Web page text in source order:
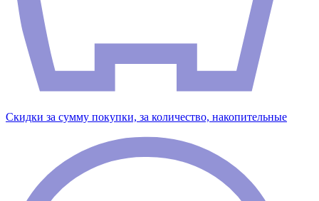
Скидки за сумму покупки, за количество, накопительные